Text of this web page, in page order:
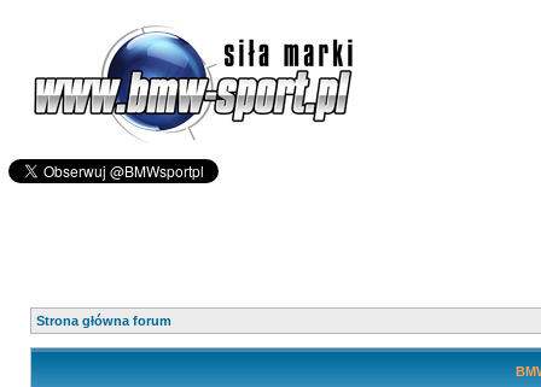
Strona główna forum